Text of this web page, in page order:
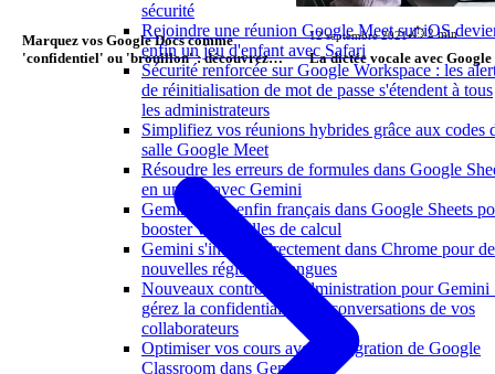
sécurité
Rejoindre une réunion Google Meet sur iOS
enfin un jeu d'enfant avec Safari
Sécurité renforcée sur Google Workspace : les
de réinitialisation de mot de passe s'étendent à tous
les administrateurs
Simplifiez vos réunions hybrides grâce aux codes
salle Google Meet
Résoudre les erreurs de formules dans Google
en un clic avec Gemini
Gemini parle enfin français dans Google Sheets
booster vos feuilles de calcul
Gemini s'intègre directement dans Chrome pour de
nouvelles régions et langues
Nouveaux contrôles d'administration pour Gemini
gérez la confidentialité des conversations de vos
collaborateurs
Optimiser vos cours avec l'intégration de Google
Classroom dans Gemini
Marquez vos Google Docs comme
'confidentiel' ou 'brouillon' : découvrez
la nouvelle fonction filigrane !
12 septembre 2021•⏱️ 2 min
La dictée vocale avec Google